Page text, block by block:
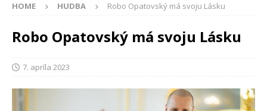
HOME HUDBA Robo Opatovský má svoju Lásku
Robo Opatovský má svoju Lásku
7. apríla 2023